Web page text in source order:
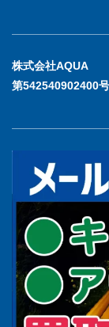
株式会社AQUA
第542540902400